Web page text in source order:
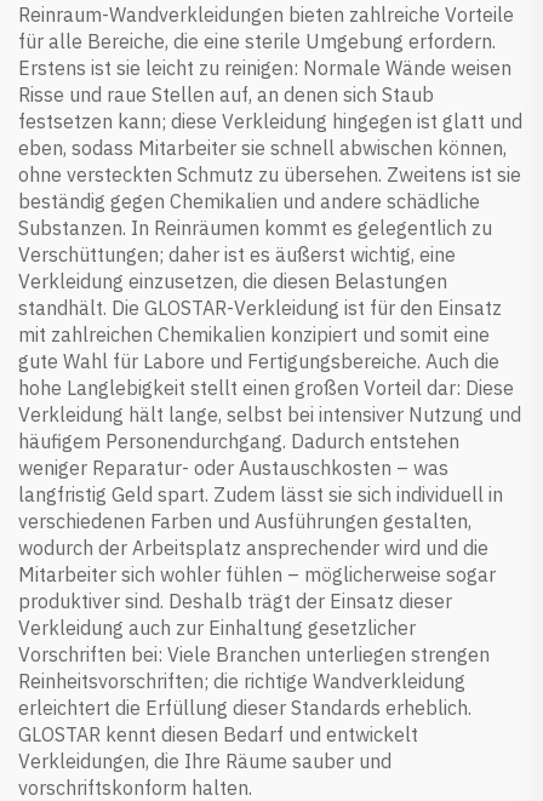
Reinraum-Wandverkleidungen bieten zahlreiche Vorteile
für alle Bereiche, die eine sterile Umgebung erfordern.
Erstens ist sie leicht zu reinigen: Normale Wände weisen
Risse und raue Stellen auf, an denen sich Staub
festsetzen kann; diese Verkleidung hingegen ist glatt und
eben, sodass Mitarbeiter sie schnell abwischen können,
ohne versteckten Schmutz zu übersehen. Zweitens ist sie
beständig gegen Chemikalien und andere schädliche
Substanzen. In Reinräumen kommt es gelegentlich zu
Verschüttungen; daher ist es äußerst wichtig, eine
Verkleidung einzusetzen, die diesen Belastungen
standhält. Die GLOSTAR-Verkleidung ist für den Einsatz
mit zahlreichen Chemikalien konzipiert und somit eine
gute Wahl für Labore und Fertigungsbereiche. Auch die
hohe Langlebigkeit stellt einen großen Vorteil dar: Diese
Verkleidung hält lange, selbst bei intensiver Nutzung und
häufigem Personendurchgang. Dadurch entstehen
weniger Reparatur- oder Austauschkosten – was
langfristig Geld spart. Zudem lässt sie sich individuell in
verschiedenen Farben und Ausführungen gestalten,
wodurch der Arbeitsplatz ansprechender wird und die
Mitarbeiter sich wohler fühlen – möglicherweise sogar
produktiver sind. Deshalb trägt der Einsatz dieser
Verkleidung auch zur Einhaltung gesetzlicher
Vorschriften bei: Viele Branchen unterliegen strengen
Reinheitsvorschriften; die richtige Wandverkleidung
erleichtert die Erfüllung dieser Standards erheblich.
GLOSTAR kennt diesen Bedarf und entwickelt
Verkleidungen, die Ihre Räume sauber und
vorschriftskonform halten.